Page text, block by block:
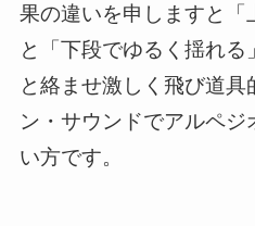
果の違いを申しますと「
と「下段でゆるく揺れ
と絡ませ激しく飛び道
ン・サウンドでアルペ
い方です。